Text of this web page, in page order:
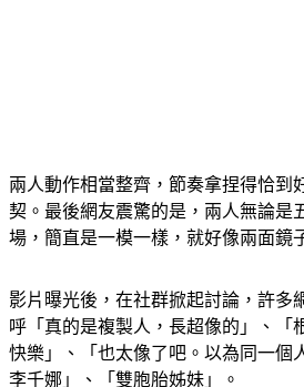
契。最後網友震驚的是，兩人無論是
場，簡直是一模一樣，就好像兩面鏡
呼「真的是複製人，長超像的」、「
快樂」、「也太像了吧。以為同一個
李千娜」、「雙胞胎姊妹」。